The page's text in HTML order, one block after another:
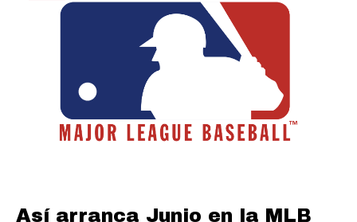
Así arranca Junio en la MLB